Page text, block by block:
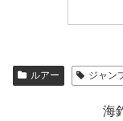
ルアー ジャン
海